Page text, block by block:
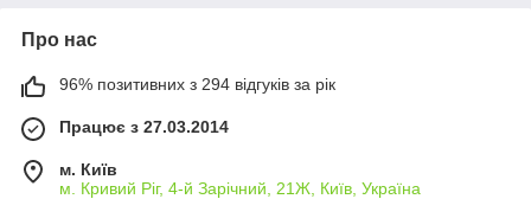
Про нас
96% позитивних з 294 відгуків за рік
Працює з 27.03.2014
м. Київ
м. Кривий Ріг, 4-й Зарічний, 21Ж, Київ, Україна